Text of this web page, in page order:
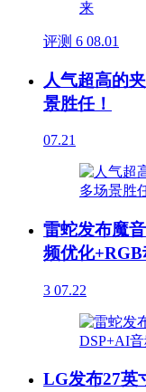
评测 6 08.01
人气超高的
景胜任！
07.21
雷蛇发布魔
频优化
3 07.22
LG发布27英